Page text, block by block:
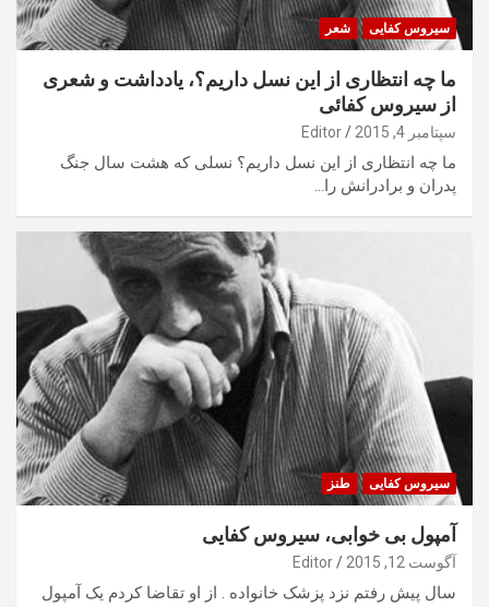
سیروس کفایی شعر
ما چه انتظاری از این نسل داریم؟، یادداشت و شعری
از سیروس کفائی
سپتامبر 4, 2015 Editor
ما چه انتظاری از این نسل داریم؟ نسلی که هشت سال جنگ
پدران و برادرانش را…
سیروس کفایی طنز
آمپول بی خوابی، سیروس کفایی
آگوست 12, 2015 Editor
سال پیش رفتم نزد پزشک خانواده . از او تقاضا کردم یک آمپول